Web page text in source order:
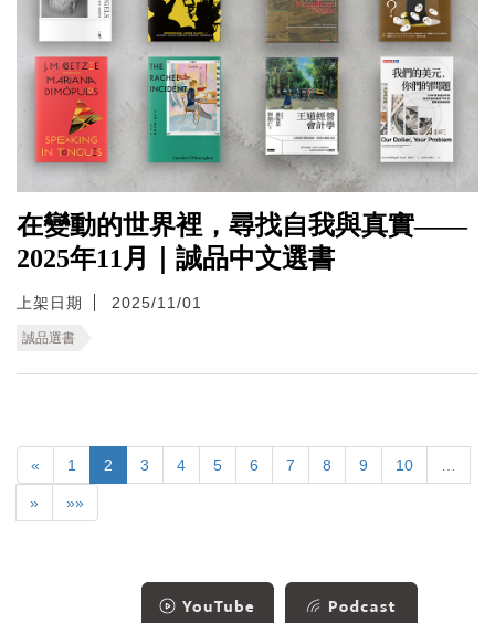
在變動的世界裡，尋找自我與真實——
2025年11月｜誠品中文選書
上架日期 2025/11/01
誠品選書
« 1 2 3 4 5 6 7 8 9 10
» »»